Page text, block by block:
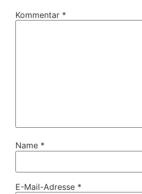
Kommentar *
Name *
E-Mail-Adresse *